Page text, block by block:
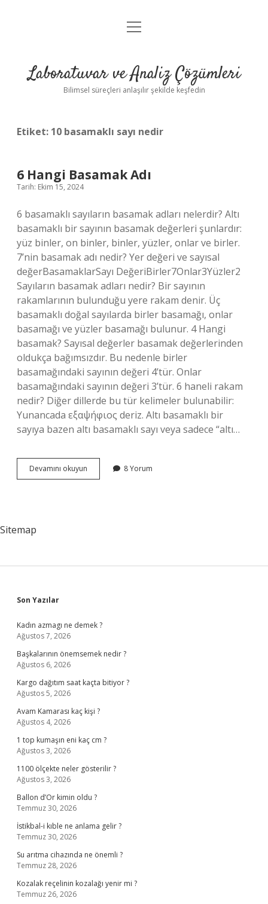
Anasayfa
Yasal Uyarı
menüyü
Laboratuvar ve Analiz Çözümleri
Bilimsel süreçleri anlaşılır şekilde keşfedin
Etiket: 10 basamaklı sayı nedir
6 Hangi Basamak Adı
Tarih: Ekim 15, 2024
6 basamaklı sayıların basamak adları nelerdir? Altı
basamaklı bir sayının basamak değerleri şunlardır:
yüz binler, on binler, binler, yüzler, onlar ve birler.
7’nin basamak adı nedir? Yer değeri ve sayısal
değerBasamaklarSayı DeğeriBirler7Onlar3Yüzler2
Sayıların basamak adları nedir? Bir sayının
rakamlarının bulunduğu yere rakam denir. Üç
basamaklı doğal sayılarda birler basamağı, onlar
basamağı ve yüzler basamağı bulunur. 4 Hangi
basamak? Sayısal değerler basamak değerlerinden
oldukça bağımsızdır. Bu nedenle birler
basamağındaki sayının değeri 4’tür. Onlar
basamağındaki sayının değeri 3’tür. 6 haneli rakam
nedir? Diğer dillerde bu tür kelimeler bulunabilir:
Yunancada εξαψήφιος deriz. Altı basamaklı bir
sayıya bazen altı basamaklı sayı veya sadece “altı…
Devamını okuyun
Hangi
8 Yorum
Sitemap
Sidebar
Son Yazılar
Kadın azmagı ne demek ?
Ağustos 7, 2026
Başkalarının önemsemek nedir ?
Ağustos 6, 2026
Kargo dağıtım saat kaçta bitiyor ?
Ağustos 5, 2026
Avam Kamarası kaç kişi ?
Ağustos 4, 2026
1 top kumaşın eni kaç cm ?
Ağustos 3, 2026
1100 ölçekte neler gösterilir ?
Ağustos 3, 2026
Ballon d’Or kimin oldu ?
Temmuz 30, 2026
İstikbal-i kıble ne anlama gelir ?
Temmuz 30, 2026
Su arıtma cihazında ne önemli ?
Temmuz 28, 2026
Kozalak reçelinin kozalağı yenir mi ?
Temmuz 26, 2026